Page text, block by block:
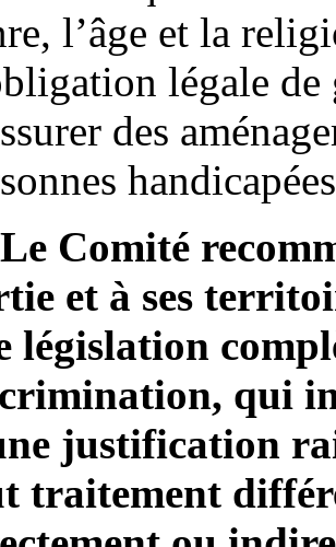
l’âge et la
légale
des
Le Comité
et à ses
législation
qui
justification
traitement